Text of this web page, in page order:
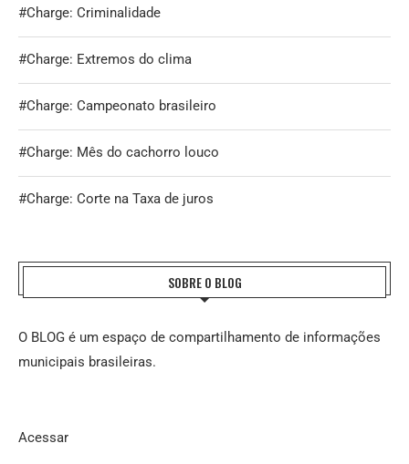
#Charge: Criminalidade
#Charge: Extremos do clima
#Charge: Campeonato brasileiro
#Charge: Mês do cachorro louco
#Charge: Corte na Taxa de juros
SOBRE O BLOG
O BLOG é um espaço de compartilhamento de informações
municipais brasileiras.
Acessar